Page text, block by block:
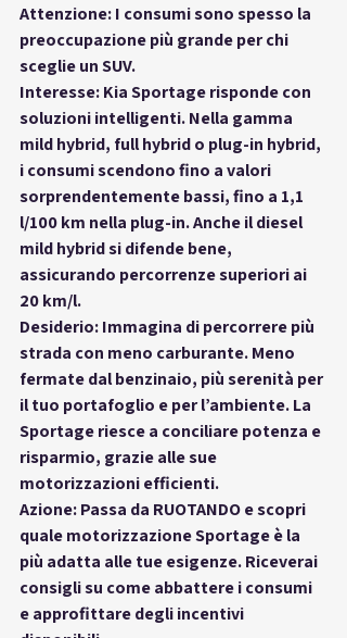
Attenzione: I consumi sono spesso la
preoccupazione più grande per chi
sceglie un SUV.
Interesse: Kia Sportage risponde con
soluzioni intelligenti. Nella gamma
mild hybrid, full hybrid o plug-in hybrid,
i consumi scendono fino a valori
sorprendentemente bassi, fino a 1,1
l/100 km nella plug-in. Anche il diesel
mild hybrid si difende bene,
assicurando percorrenze superiori ai
20 km/l.
Desiderio: Immagina di percorrere più
strada con meno carburante. Meno
fermate dal benzinaio, più serenità per
il tuo portafoglio e per l’ambiente. La
Sportage riesce a conciliare potenza e
risparmio, grazie alle sue
motorizzazioni efficienti.
Azione: Passa da RUOTANDO e scopri
quale motorizzazione Sportage è la
più adatta alle tue esigenze. Riceverai
consigli su come abbattere i consumi
e approfittare degli incentivi